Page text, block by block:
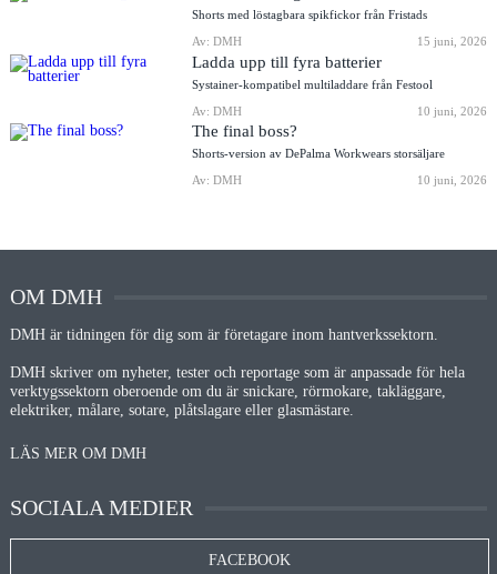
Shorts med löstagbara spikfickor från Fristads
Av: DMH
15 juni, 2026
Ladda upp till fyra batterier
Systainer-kompatibel multiladdare från Festool
Av: DMH
10 juni, 2026
The final boss?
Shorts-version av DePalma Workwears storsäljare
Av: DMH
10 juni, 2026
OM DMH
DMH är tidningen för dig som är företagare inom hantverkssektorn.
DMH skriver om nyheter, tester och reportage som är anpassade för hela
verktygssektorn oberoende om du är snickare, rörmokare, takläggare,
elektriker, målare, sotare, plåtslagare eller glasmästare.
LÄS MER OM DMH
SOCIALA MEDIER
FACEBOOK